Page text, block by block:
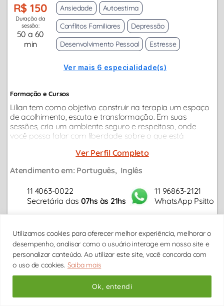
Utilizamos cookies para oferecer melhor experiência, melhorar o
desempenho, analisar como o usuário interage em nosso site e
personalizar conteúdo. Ao utilizar este site, você concorda com
o uso de cookies. Saiba mais
Ok, entendi
R$ 150
Duração da
sessão:
50 a 60
min
Ansiedade
Autoestima
Conflitos Familiares
Depressão
Desenvolvimento Pessoal
Estresse
Ver mais 6 especialidade(s)
Formação e Cursos
Lilian tem como objetivo construir na terapia um espaço
de acolhimento, escuta e transformação. Em suas
sessões, cria um ambiente seguro e respeitoso, onde
você possa falar com liberdade sobre o que está
novas formas de lidar.Ver Perfil Completo
Atendimento em: Português Inglês
11 4063-0022
Secretária das 07hs às 21hs
11 96863-2121
WhatsApp Psitto
Vídeo online Presencial
DDD
DD/MM
DDD
DD/MM
DDD
DD/MM
DDD
DDD
DDD
Carregando horários...